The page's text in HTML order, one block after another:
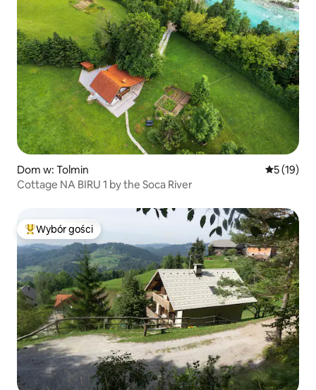
Dom w: Tolmin Średnia
5 (19)
Cottage NA BIRU 1 by the Soca River
Najpopularniejsze z kategorii Wybór gości
Wybór gości